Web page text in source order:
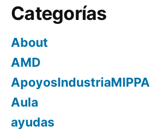
Categorías
About
AMD
ApoyosIndustriaMIPPA
Aula
ayudas